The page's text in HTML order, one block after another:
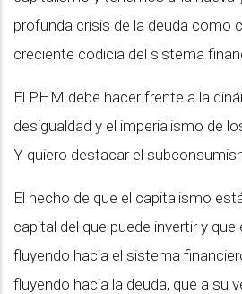
profunda crisis de la deuda como
creciente codicia del sistema
El PHM debe hacer frente a la
desigualdad y el imperialismo de
Y quiero destacar el
El hecho de que el capitalismo
capital del que puede invertir y
fluyendo hacia el sistema
fluyendo hacia la deuda, que a su